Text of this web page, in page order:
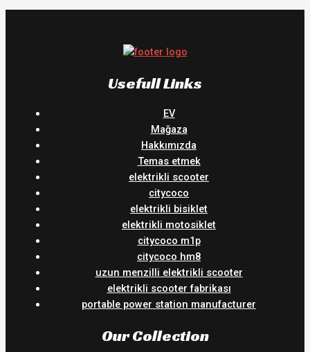
Usefull Links
EV
Mağaza
Hakkımızda
Temas etmek
elektrikli scooter
citycoco
elektrikli bisiklet
elektrikli motosiklet
citycoco m1p
citycoco hm8
uzun menzilli elektrikli scooter
elektrikli scooter fabrikası
portable power station manufacturer
Our Collection